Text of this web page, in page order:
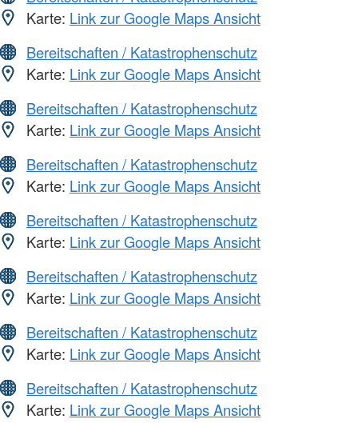
Karte: Link zur Google Maps Ansicht
Bereitschaften / Katastrophenschutz
Karte: Link zur Google Maps Ansicht
Bereitschaften / Katastrophenschutz
Karte: Link zur Google Maps Ansicht
Bereitschaften / Katastrophenschutz
Karte: Link zur Google Maps Ansicht
Bereitschaften / Katastrophenschutz
Karte: Link zur Google Maps Ansicht
Bereitschaften / Katastrophenschutz
Karte: Link zur Google Maps Ansicht
Bereitschaften / Katastrophenschutz
Karte: Link zur Google Maps Ansicht
Bereitschaften / Katastrophenschutz
Karte: Link zur Google Maps Ansicht